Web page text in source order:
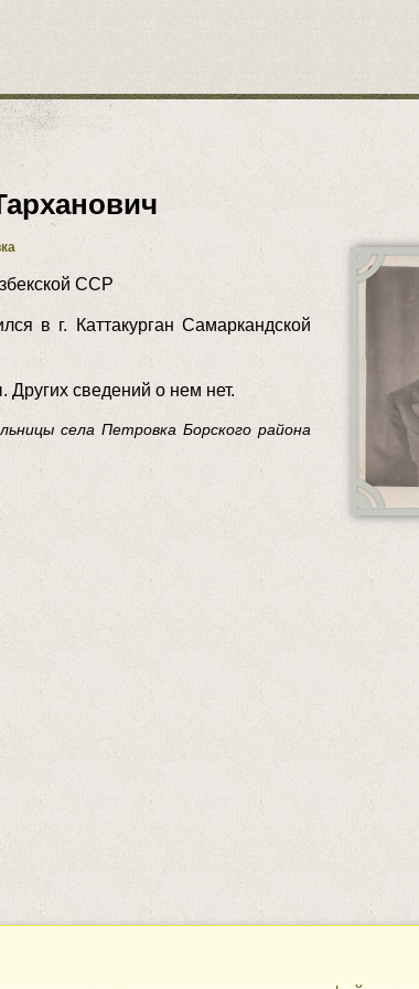
ССР
в г. Каттакурган Самаркандской
Других сведений о нем нет.
села Петровка Борского района